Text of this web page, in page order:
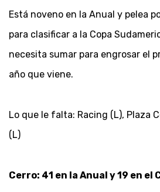
Está noveno en la Anual y pelea
para clasificar a la Copa
necesita sumar para engrosar el
año que viene.
Lo que le falta: Racing (L), Plaza
(L)
Cerro: 41 en la Anual y 19 en el